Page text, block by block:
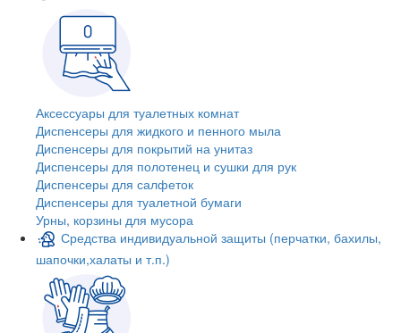
Аксессуары для туалетных комнат
Диспенсеры для жидкого и пенного мыла
Диспенсеры для покрытий на унитаз
Диспенсеры для полотенец и сушки для рук
Диспенсеры для салфеток
Диспенсеры для туалетной бумаги
Урны, корзины для мусора
Средства индивидуальной защиты (перчатки, бахилы,
шапочки,халаты и т.п.)